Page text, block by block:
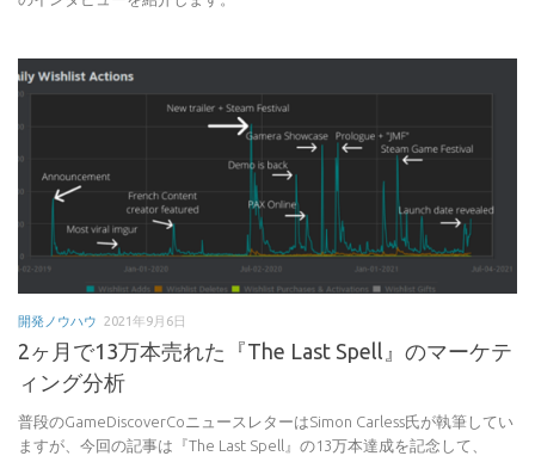
開発ノウハウ 2021年9月6日
2ヶ月で13万本売れた『The Last Spell』のマーケテ
ィング分析
普段のGameDiscoverCoニュースレターはSimon Carless氏が執筆してい
ますが、今回の記事は『The Last Spell』の13万本達成を記念して、